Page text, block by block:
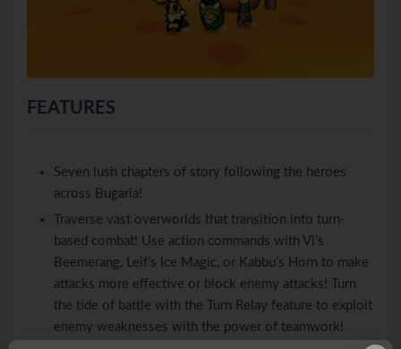
FEATURES
Seven lush chapters of story following the heroes
across Bugaria!
Traverse vast overworlds that transition into turn-
based combat! Use action commands with Vi’s
Beemerang, Leif’s Ice Magic, or Kabbu’s Horn to make
attacks more effective or block enemy attacks! Turn
the tide of battle with the Turn Relay feature to exploit
enemy weaknesses with the power of teamwork!